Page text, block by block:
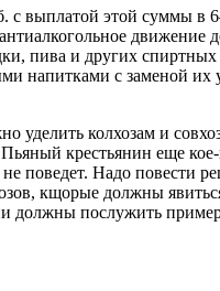
выплатой этой суммы в
движение
пива и других
напитками с заменой их
уделить колхозам и
крестьянин еще
не поведет. Надо
кщорые должны
послужить